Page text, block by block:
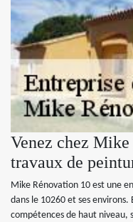
Venez chez
travaux de
Mike Rénovation 10 est une
dans le 10260 et ses environs.
compétences de haut niveau,